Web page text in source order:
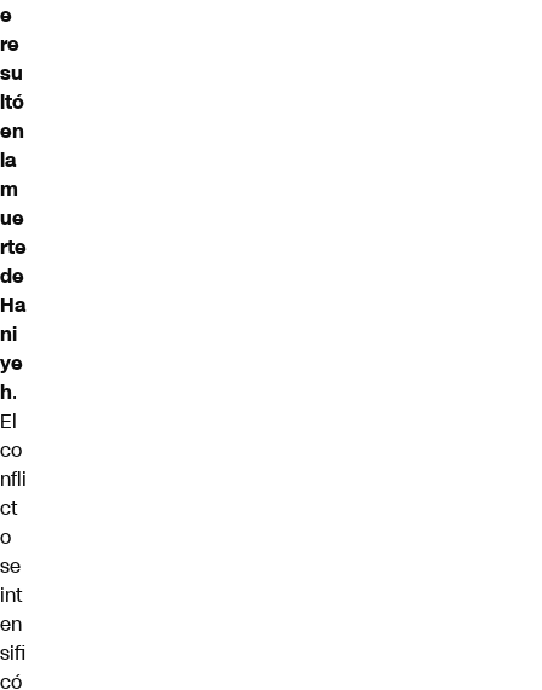
e
re
su
ltó
en
la
m
ue
rte
de
Ha
ni
ye
h.
El
co
nfli
ct
o
se
int
en
sifi
có